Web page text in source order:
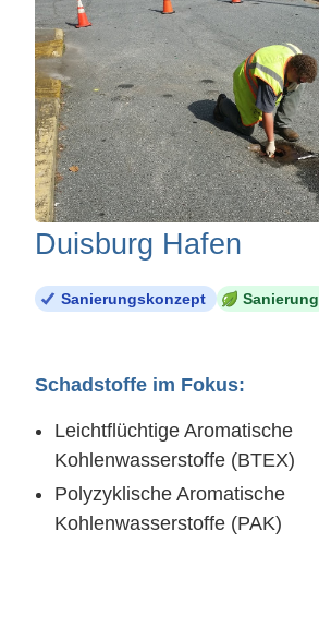
Duisburg Hafen
Sanierungskonzept Sanierung
Schadstoffe im Fokus:
Leichtflüchtige Aromatische
Kohlenwasserstoffe (BTEX)
Polyzyklische Aromatische
Kohlenwasserstoffe (PAK)